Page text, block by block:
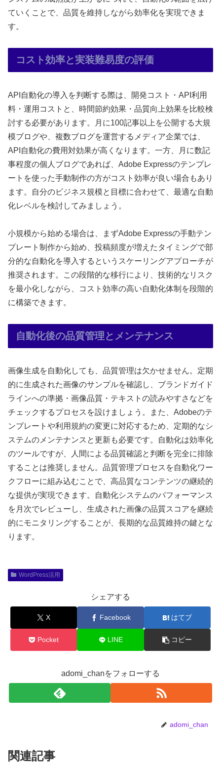
ていくことで、品質を維持しながら効率化を実現できま
す。
コスト効率と実装難易度の評価
API自動化の導入を判断する際は、開発コスト・API利用
料・運用コストと、時間節約効果・品質向上効果を比較検
討する必要があります。月に100記事以上を公開する大規
模ブログや、複数ブログを運営するメディア企業では、
API自動化の費用対効果が高くなります。一方、月に数記
事程度の個人ブログであれば、Adobe Expressのテンプレ
ートを使った手動制作の方がコスト効率が良い場合もあり
ます。自分のビジネス規模と目標に合わせて、最適な自動
化レベルを検討してみましょう。
小規模から始める場合は、まずAdobe Expressの手動テン
プレート制作から始め、投稿頻度が増えたタイミングで部
分的な自動化を導入するというスケーリングアプローチが
推奨されます。この段階的な移行により、技術的なリスク
を最小化しながら、コスト効率の高い自動化体制を段階的
に構築できます。
自動化後の品質管理とメンテナンス
画像生成を自動化しても、品質管理は欠かせません。定期
的に生成された画像のサンプルを確認し、ブランドガイド
ラインへの準拠・画像品質・テキストの読みやすさなどを
チェックするプロセスを設けましょう。また、Adobeのテ
ンプレートや利用規約の変更に対応するため、定期的なシ
ステムのメンテナンスと更新も必要です。自動化は効率化
のツールですが、人間による品質確認と判断を完全に排除
することは推奨しません。品質管理プロセスを自動化ワー
クフローに組み込むことで、高品質なコンテンツの継続的
な提供が実現できます。自動化システムのパフォーマンス
を月次でレビューし、生成された画像の品質スコアを継続
的にモニタリングすることが、長期的な品質維持の鍵とな
ります。
WordPress活用
シェアする
X Facebook はてブ
Pocket LINE コピー
adomi_chanをフォローする
adomi_chan
関連記事